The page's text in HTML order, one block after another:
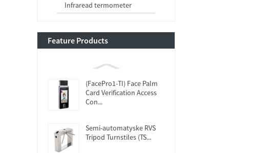
Infraread termometer
Feature Products
(FacePro1-TI) Face Palm
Card Verification Access
Con...
Semi-automatyske RVS
Tripod Turnstiles (TS...